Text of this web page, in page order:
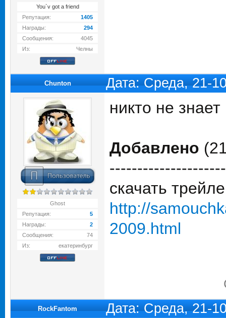
You`v got a friend
Репутация:
1405
Награды:
294
Сообщения:
4045
Из:
Челны
Chunton Дата: Среда, 21-
Ghost
Репутация:
5
Награды:
2
Сообщения:
74
Из:
екатеринбург
никто не
Добавлено
скачать
http://
2009.html
RockFantom Дата: Среда, 21-